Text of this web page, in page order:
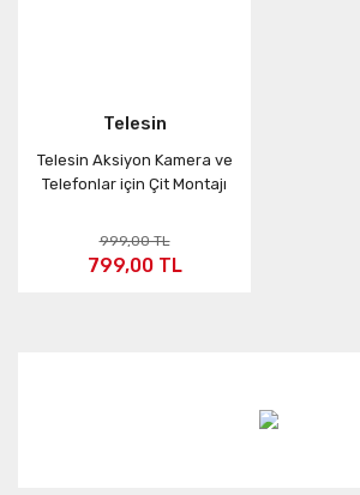
Telesin
Telesin Aksiyon Kamera ve
Telefonlar için Çit Montajı
999,00 TL
799,00 TL